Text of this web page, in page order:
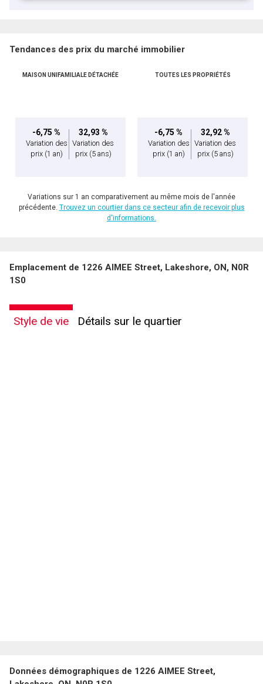
Tendances des prix du marché immobilier
MAISON UNIFAMILIALE DÉTACHÉE
-6,75 %
Variation des
prix (1 an)
32,93 %
Variation des
prix (5 ans)
TOUTES LES PROPRIÉTÉS
-6,75 %
Variation des
prix (1 an)
32,92 %
Variation des
prix (5 ans)
Variations sur 1 an comparativement au même mois de l'année
précédente. Trouvez un courtier dans ce secteur afin de recevoir plus
d'informations.
Emplacement de 1226 AIMEE Street, Lakeshore, ON, N0R
1S0
Style de vie Détails sur le quartier
Données démographiques de 1226 AIMEE Street,